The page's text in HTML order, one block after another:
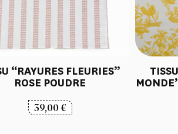
“RAYURES FLEURIES”
ROSE POUDRE
39,00€